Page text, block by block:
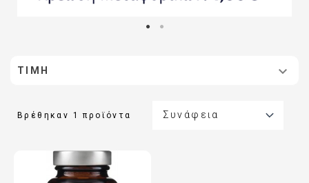
ΤΙΜΉ 
Βρέθηκαν 1 προϊόντα Συνάφεια 